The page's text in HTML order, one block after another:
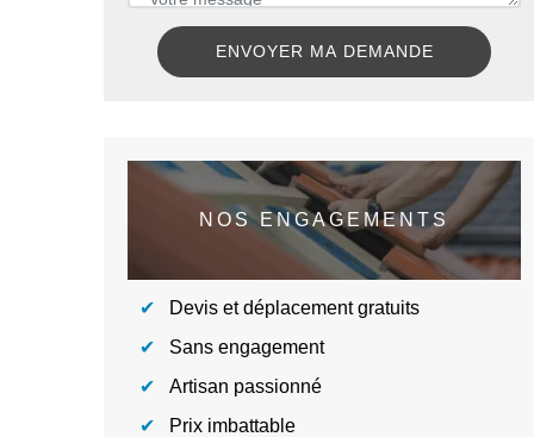
NOS ENGAGEMENTS
Devis et déplacement gratuits
Sans engagement
Artisan passionné
Prix imbattable